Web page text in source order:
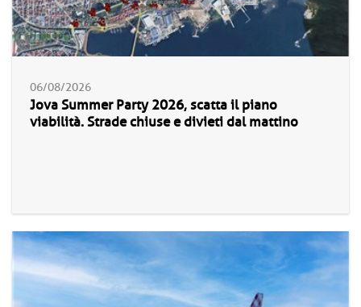
06/08/2026
Jova Summer Party 2026, scatta il piano
viabilità. Strade chiuse e divieti dal mattino